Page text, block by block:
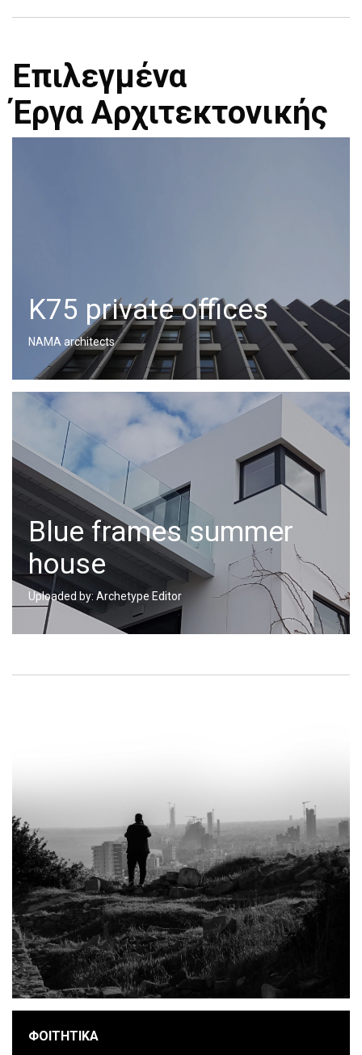
Επιλεγμένα
Έργα Αρχιτεκτονικής
Κ75 private offices
NAMA architects
Blue frames summer
house
Uploaded by: Archetype Editor
ΦΟΙΤΗΤΙΚΑ